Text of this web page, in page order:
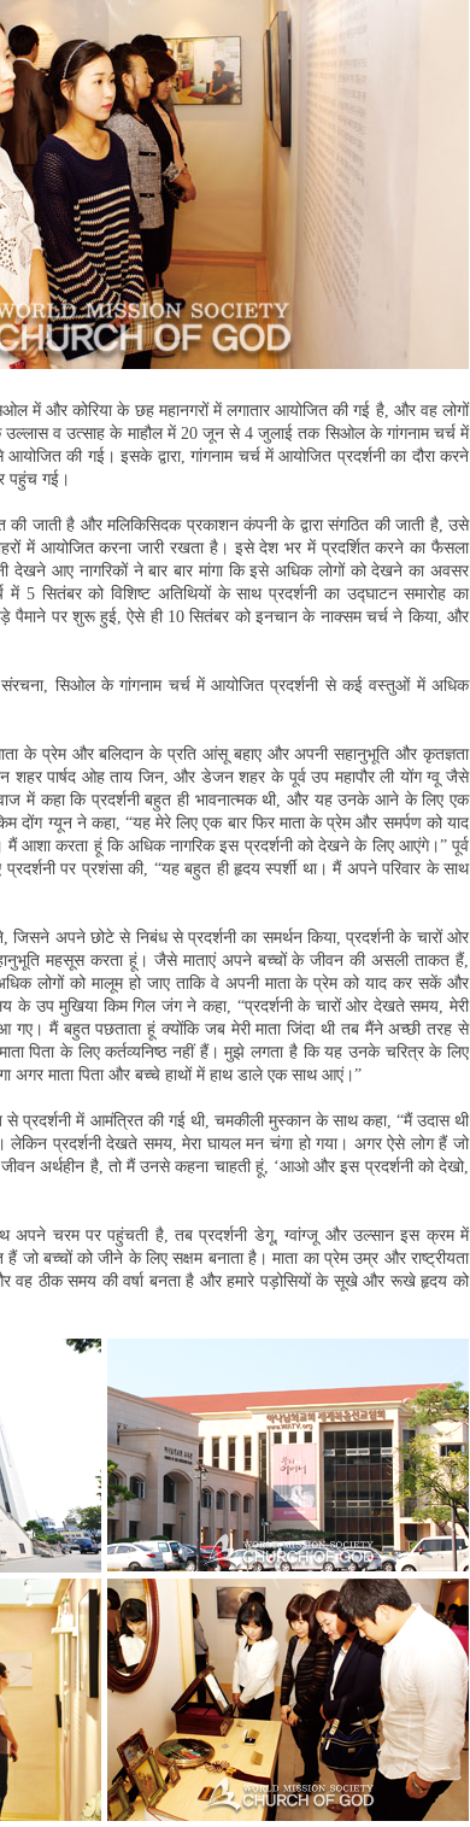
में और कोरिया के छह महानगरों में लगातार आयोजित की गई है, और वह लोगों
उल्लास व उत्साह के माहौल में 20 जून से 4 जुलाई तक सिओल के गांगनाम चर्च में
की गई। इसके द्वारा, गांगनाम चर्च में आयोजित प्रदर्शनी का दौरा करने
पहुंच गई।
की जाती है और मलिकिसिदक प्रकाशन कंपनी के द्वारा संगठित की जाती है, उसे
में आयोजित करना जारी रखता है। इसे देश भर में प्रदर्शित करने का फैसला
देखने आए नागरिकों ने बार बार मांगा कि इसे अधिक लोगों को देखने का अवसर
सितंबर को विशिष्ट अतिथियों के साथ प्रदर्शनी का उद्घाटन समारोह का
पैमाने पर शुरू हुई, ऐसे ही 10 सितंबर को इनचान के नाक्सम चर्च ने किया, और
संरचना, सिओल के गांगनाम चर्च में आयोजित प्रदर्शनी से कई वस्तुओं में अधिक
माता के प्रेम और बलिदान के प्रति आंसू बहाए और अपनी सहानुभूति और कृतज्ञता
शहर पार्षद ओह ताय जिन, और डेजन शहर के पूर्व उप महापौर ली योंग ग्वू जैसे
में कहा कि प्रदर्शनी बहुत ही भावनात्मक थी, और यह उनके आने के लिए एक
दोंग ग्यून ने कहा, “यह मेरे लिए एक बार फिर माता के प्रेम और समर्पण को याद
आशा करता हूं कि अधिक नागरिक इस प्रदर्शनी को देखने के लिए आएंगे।” पूर्व
पर प्रशंसा की, “यह बहुत ही हृदय स्पर्शी था। मैं अपने परिवार के साथ
अपने छोटे से निबंध से प्रदर्शनी का समर्थन किया, प्रदर्शनी के चारों ओर
महसूस करता हूं। जैसे माताएं अपने बच्चों के जीवन की असली ताकत हैं,
लोगों को मालूम हो जाए ताकि वे अपनी माता के प्रेम को याद कर सकें और
के उप मुखिया किम गिल जंग ने कहा, “प्रदर्शनी के चारों ओर देखते समय, मेरी
मैं बहुत पछताता हूं क्योंकि जब मेरी माता जिंदा थी तब मैंने अच्छी तरह से
पिता के लिए कर्तव्यनिष्ठ नहीं हैं। मुझे लगता है कि यह उनके चरित्र के लिए
अगर माता पिता और बच्चे हाथों में हाथ डाले एक साथ आएं।”
प्रदर्शनी में आमंत्रित की गई थी, चमकीली मुस्कान के साथ कहा, “मैं उदास थी
लेकिन प्रदर्शनी देखते समय, मेरा घायल मन चंगा हो गया। अगर ऐसे लोग हैं जो
अर्थहीन है, तो मैं उनसे कहना चाहती हूं, ‘आओ और इस प्रदर्शनी को देखो,
चरम पर पहुंचती है, तब प्रदर्शनी डेगू, ग्वांग्जू और उल्सान इस क्रम में
जो बच्चों को जीने के लिए सक्षम बनाता है। माता का प्रेम उम्र और राष्ट्रीयता
वह ठीक समय की वर्षा बनता है और हमारे पड़ोसियों के सूखे और रूखे हृदय को